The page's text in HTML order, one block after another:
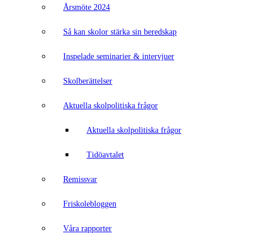
Årsmöte 2024
Så kan skolor stärka sin beredskap
Inspelade seminarier & intervjuer
Skolberättelser
Aktuella skolpolitiska frågor
Aktuella skolpolitiska frågor
Tidöavtalet
Remissvar
Friskolebloggen
Våra rapporter